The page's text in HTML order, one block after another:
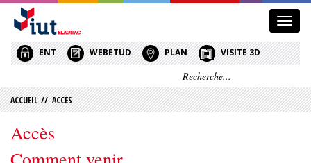
le
menu
ENT WEBETUD PLAN VISITE 3D
ACCUEIL // ACCÈS
Accès